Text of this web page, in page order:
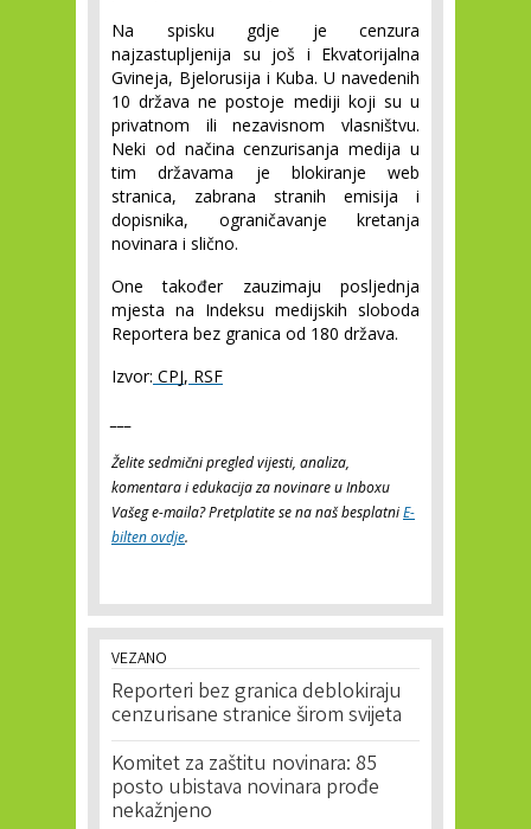
Na spisku gdje je cenzura
najzastupljenija su još i Ekvatorijalna
Gvineja, Bjelorusija i Kuba. U navedenih
10 država ne postoje mediji koji su u
privatnom ili nezavisnom vlasništvu.
Neki od načina cenzurisanja medija u
tim državama je blokiranje web
stranica, zabrana stranih emisija i
dopisnika, ograničavanje kretanja
novinara i slično.
One također zauzimaju posljednja
mjesta na Indeksu medijskih sloboda
Reportera bez granica od 180 država.
Izvor: CPJ, RSF
Želite sedmični pregled vijesti, analiza,
komentara i edukacija za novinare u Inboxu
Vašeg e-maila? Pretplatite se na naš besplatniE-
bilten ovdje.
VEZANO
Reporteri bez granica deblokiraju
cenzurisane stranice širom svijeta
Komitet za zaštitu novinara: 85
posto ubistava novinara prođe
nekažnjeno